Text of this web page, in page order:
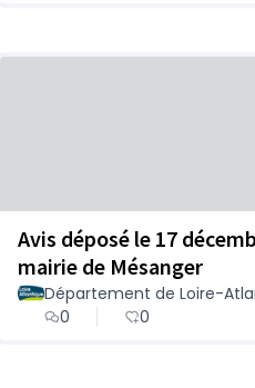
Avis déposé le 17
mairie de Mésanger
Département de Loire-
0
0